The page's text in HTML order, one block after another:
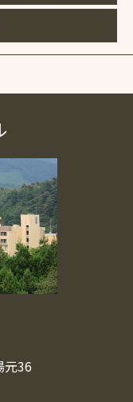
元36